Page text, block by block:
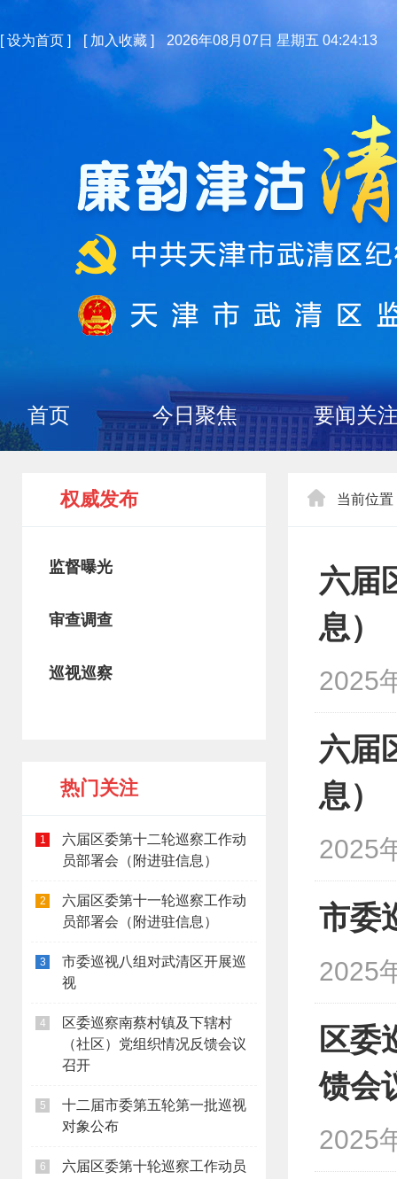
[设为首页 ] [ 加入收藏 ] 2026年08月07日 星期五 04:24:13
首页 今日聚焦 要闻关
权威发布
监督曝光
审查调查
巡视巡察
热门关注
1
六届区委第十二轮巡察工作动
员部署会（附进驻信息）
2
六届区委第十一轮巡察工作动
员部署会（附进驻信息）
3
市委巡视八组对武清区开展巡
视
4
区委巡察南蔡村镇及下辖村
（社区）党组织情况反馈会议
召开
5
十二届市委第五轮第一批巡视
对象公布
6
六届区委第十轮巡察工作动员
当前位置
六届
息）
2025
六届
息）
2025
市委
2025
区委
馈会
2025